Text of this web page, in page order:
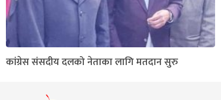
कांग्रेस संसदीय दलको नेताका लागि मतदान सुरु